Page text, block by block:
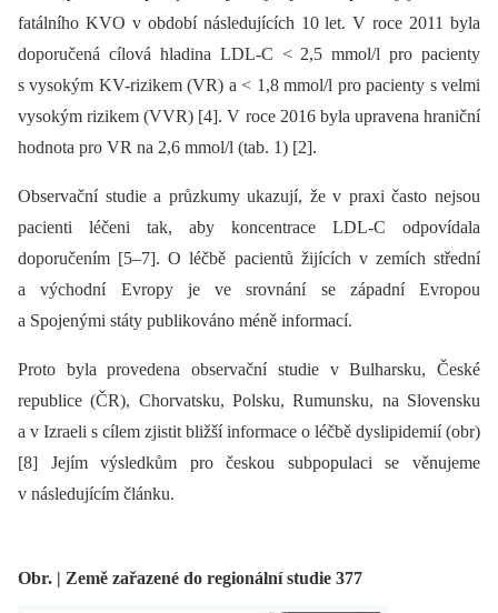
fatálního KVO v období následujících 10 let. V roce 2011 byla
doporučená cílová hladina LDL-C < 2,5 mmol/l pro pacienty
s vysokým KV-rizikem (VR) a < 1,8 mmol/l pro pacienty s velmi
vysokým rizikem (VVR) [4]. V roce 2016 byla upravena hraniční
hodnota pro VR na 2,6 mmol/l (tab. 1) [2].
Observační studie a průzkumy ukazují, že v praxi často nejsou
pacienti léčeni tak, aby koncentrace LDL-C odpovídala
doporučením [5–7]. O léčbě pacientů žijících v zemích střední
a východní Evropy je ve srovnání se západní Evropou
a Spojenými státy publikováno méně informací.
Proto byla provedena observační studie v Bulharsku, České
republice (ČR), Chorvatsku, Polsku, Rumunsku, na Slovensku
a v Izraeli s cílem zjistit bližší informace o léčbě dys­lipidemií (obr)
[8] Jejím výsledkům pro českou subpopulaci se věnujeme
v následujícím článku.
Obr. | Země zařazené do regionální studie 377